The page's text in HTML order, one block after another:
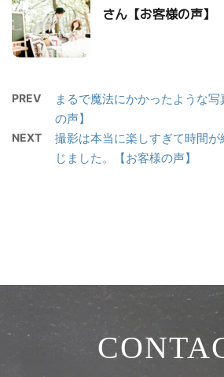
さん【お客様の声】
PREV
まるで魔法にかかったような
の声】
NEXT
撮影は本当に楽しすぎて時間
じました。【お客様の声】